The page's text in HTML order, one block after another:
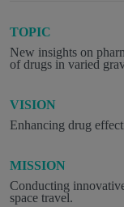
TOPIC
New insights on
of drugs in varied
VISION
Enhancing drug
MISSION
Conducting
space travel.